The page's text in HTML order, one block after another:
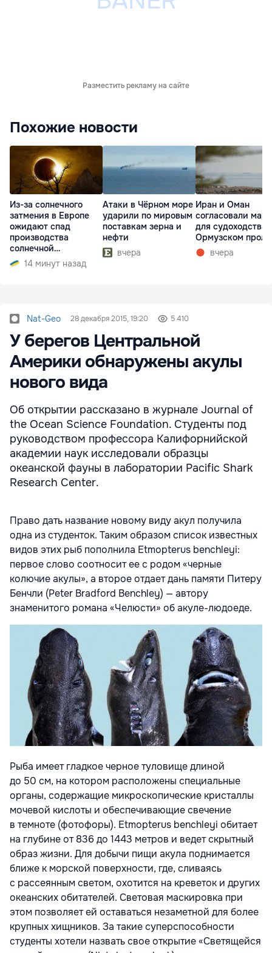
Разместить рекламу на сайте
Похожие новости
Из-за солнечного
затмения в Европе
ожидают спад
производства
солнечной
электроэнергии
14 минут назад
Атаки в Чёрном море
ударили по мировым
поставкам зерна и
нефти
вчера
Иран и Оман
согласовали
для судоходства
Ормузском
вчера
Nat-Geo 28 декабря 2015, 19:20 5 410
У берегов Центральной
Америки обнаружены акулы
нового вида
Об открытии рассказано в журнале Journal of
the Ocean Science Foundation. Студенты под
руководством профессора Калифорнийской
академии наук исследовали образцы
океанской фауны в лаборатории Pacific Shark
Research Center.
Право дать название новому виду акул получила
одна из студенток. Таким образом список известных
видов этих рыб пополнила Etmopterus benchleyi:
первое слово соотносит ее с родом «черные
колючие акулы», а второе отдает дань памяти Питеру
Бенчли (Peter Bradford Benchley) — автору
знаменитого романа «Челюсти» об акуле-людоеде.
Рыба имеет гладкое черное туловище длиной
до 50 см, на котором расположены специальные
органы, содержащие микроскопические кристаллы
мочевой кислоты и обеспечивающие свечение
в темноте (фотофоры). Etmopterus benchleyi обитает
на глубине от 836 до 1443 метров и ведет скрытный
образ жизни. Для добычи пищи акула поднимается
ближе к морской поверхности, где, сливаясь
с рассеянным светом, охотится на креветок и других
океанских обитателей. Световая маскировка при
этом позволяет ей оставаться незаметной для более
крупных хищников. За такие суперспособности
студенты хотели назвать свое открытие «Светящейся